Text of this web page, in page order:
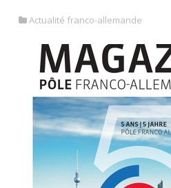
Actualité franco-allemande